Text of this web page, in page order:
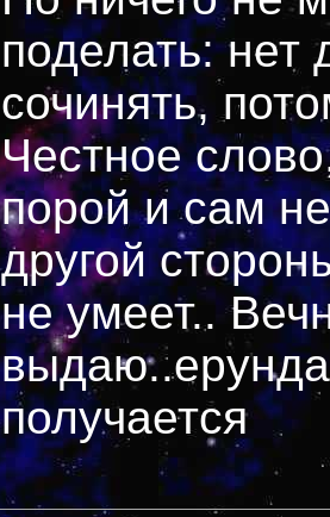
поделать: нет
сочинять,
Честное
порой и сам
другой
не умеет..
выдаю..ерунда
получается